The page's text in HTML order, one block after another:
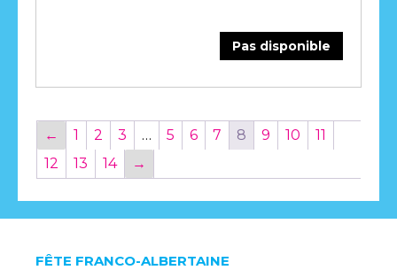
Pas disponible
← 1 2 3 … 5 6 7 8 9 10
11
12
13 14 →
FÊTE FRANCO-ALBERTAINE